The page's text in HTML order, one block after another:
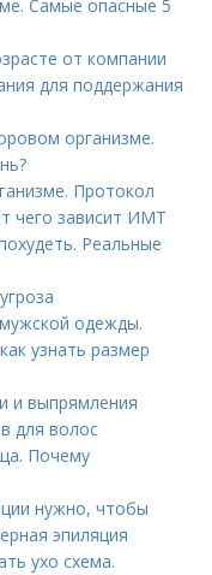
Самые опасные 5
от компании
для поддержания
организме.
Протокол
чего зависит ИМТ
Реальные
одежды.
узнать размер
и выпрямления
для волос
Почему
нужно, чтобы
эпиляция
ухо схема.